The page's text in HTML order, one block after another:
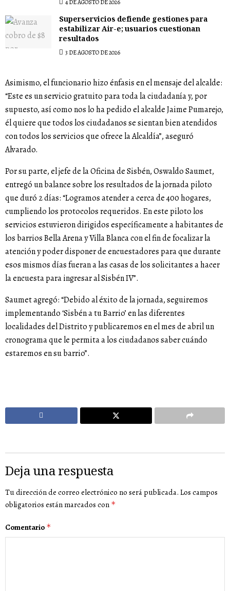
4 DE AGOSTO DE 2026
Superservicios defiende gestiones para
estabilizar Air-e; usuarios cuestionan
resultados
3 DE AGOSTO DE 2026
Asimismo, el funcionario hizo énfasis en el mensaje del alcalde:
“Este es un servicio gratuito para toda la ciudadanía y, por
supuesto, así como nos lo ha pedido el alcalde Jaime Pumarejo,
él quiere que todos los ciudadanos se sientan bien atendidos
con todos los servicios que ofrece la Alcaldía”, aseguró
Alvarado.
Por su parte, el jefe de la Oficina de Sisbén, Oswaldo Saumet,
entregó un balance sobre los resultados de la jornada piloto
que duró 2 días: “Logramos atender a cerca de 400 hogares,
cumpliendo los protocolos requeridos. En este piloto los
servicios estuvieron dirigidos específicamente a habitantes de
los barrios Bella Arena y Villa Blanca con el fin de focalizar la
atención y poder disponer de encuestadores para que durante
esos mismos días fueran a las casas de los solicitantes a hacer
la encuesta para ingresar al Sisbén IV”.
Saumet agregó: “Debido al éxito de la jornada, seguiremos
implementando ‘Sisbén a tu Barrio’ en las diferentes
localidades del Distrito y publicaremos en el mes de abril un
cronograma que le permita a los ciudadanos saber cuándo
estaremos en su barrio”.
Deja una respuesta
Tu dirección de correo electrónico no será publicada. Los campos
obligatorios están marcados con *
Comentario *